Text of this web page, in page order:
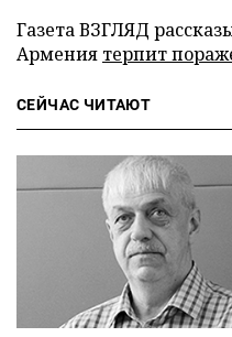
Газета ВЗГЛЯД
Армения терпит
СЕЙЧАС ЧИТАЮТ